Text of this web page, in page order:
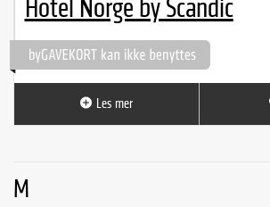
Hotel Norge by Scandic
Les mer
M